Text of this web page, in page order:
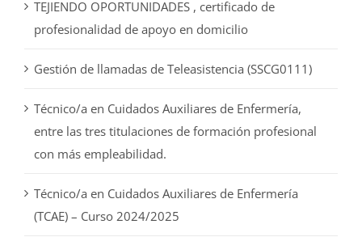
TEJIENDO OPORTUNIDADES , certificado de
profesionalidad de apoyo en domicilio
Gestión de llamadas de Teleasistencia (SSCG0111)
Técnico/a en Cuidados Auxiliares de Enfermería,
entre las tres titulaciones de formación profesional
con más empleabilidad.
Técnico/a en Cuidados Auxiliares de Enfermería
(TCAE) – Curso 2024/2025